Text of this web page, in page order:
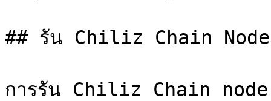
## รัน Chiliz Chain Node
การรัน Chiliz Chain node